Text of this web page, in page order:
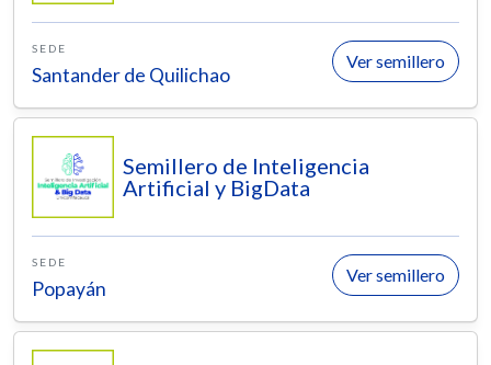
SEDE
Santander de Quilichao
Ver semillero
Semillero de Inteligencia
Artificial y BigData
SEDE
Popayán
Ver semillero